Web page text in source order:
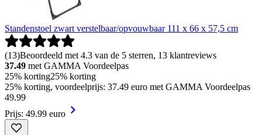
Standenstoel zwart verstelbaar/opvouwbaar 111 x 66 x 57,5 cm
(13)Beoordeeld met 4.3 van de 5 sterren, 13 klantreviews
37.49 met GAMMA Voordeelpas
25% korting25% korting
25% korting, voordeelprijs: 37.49 euro met GAMMA Voordeelpas
49.99
Prijs: 49.99 euro